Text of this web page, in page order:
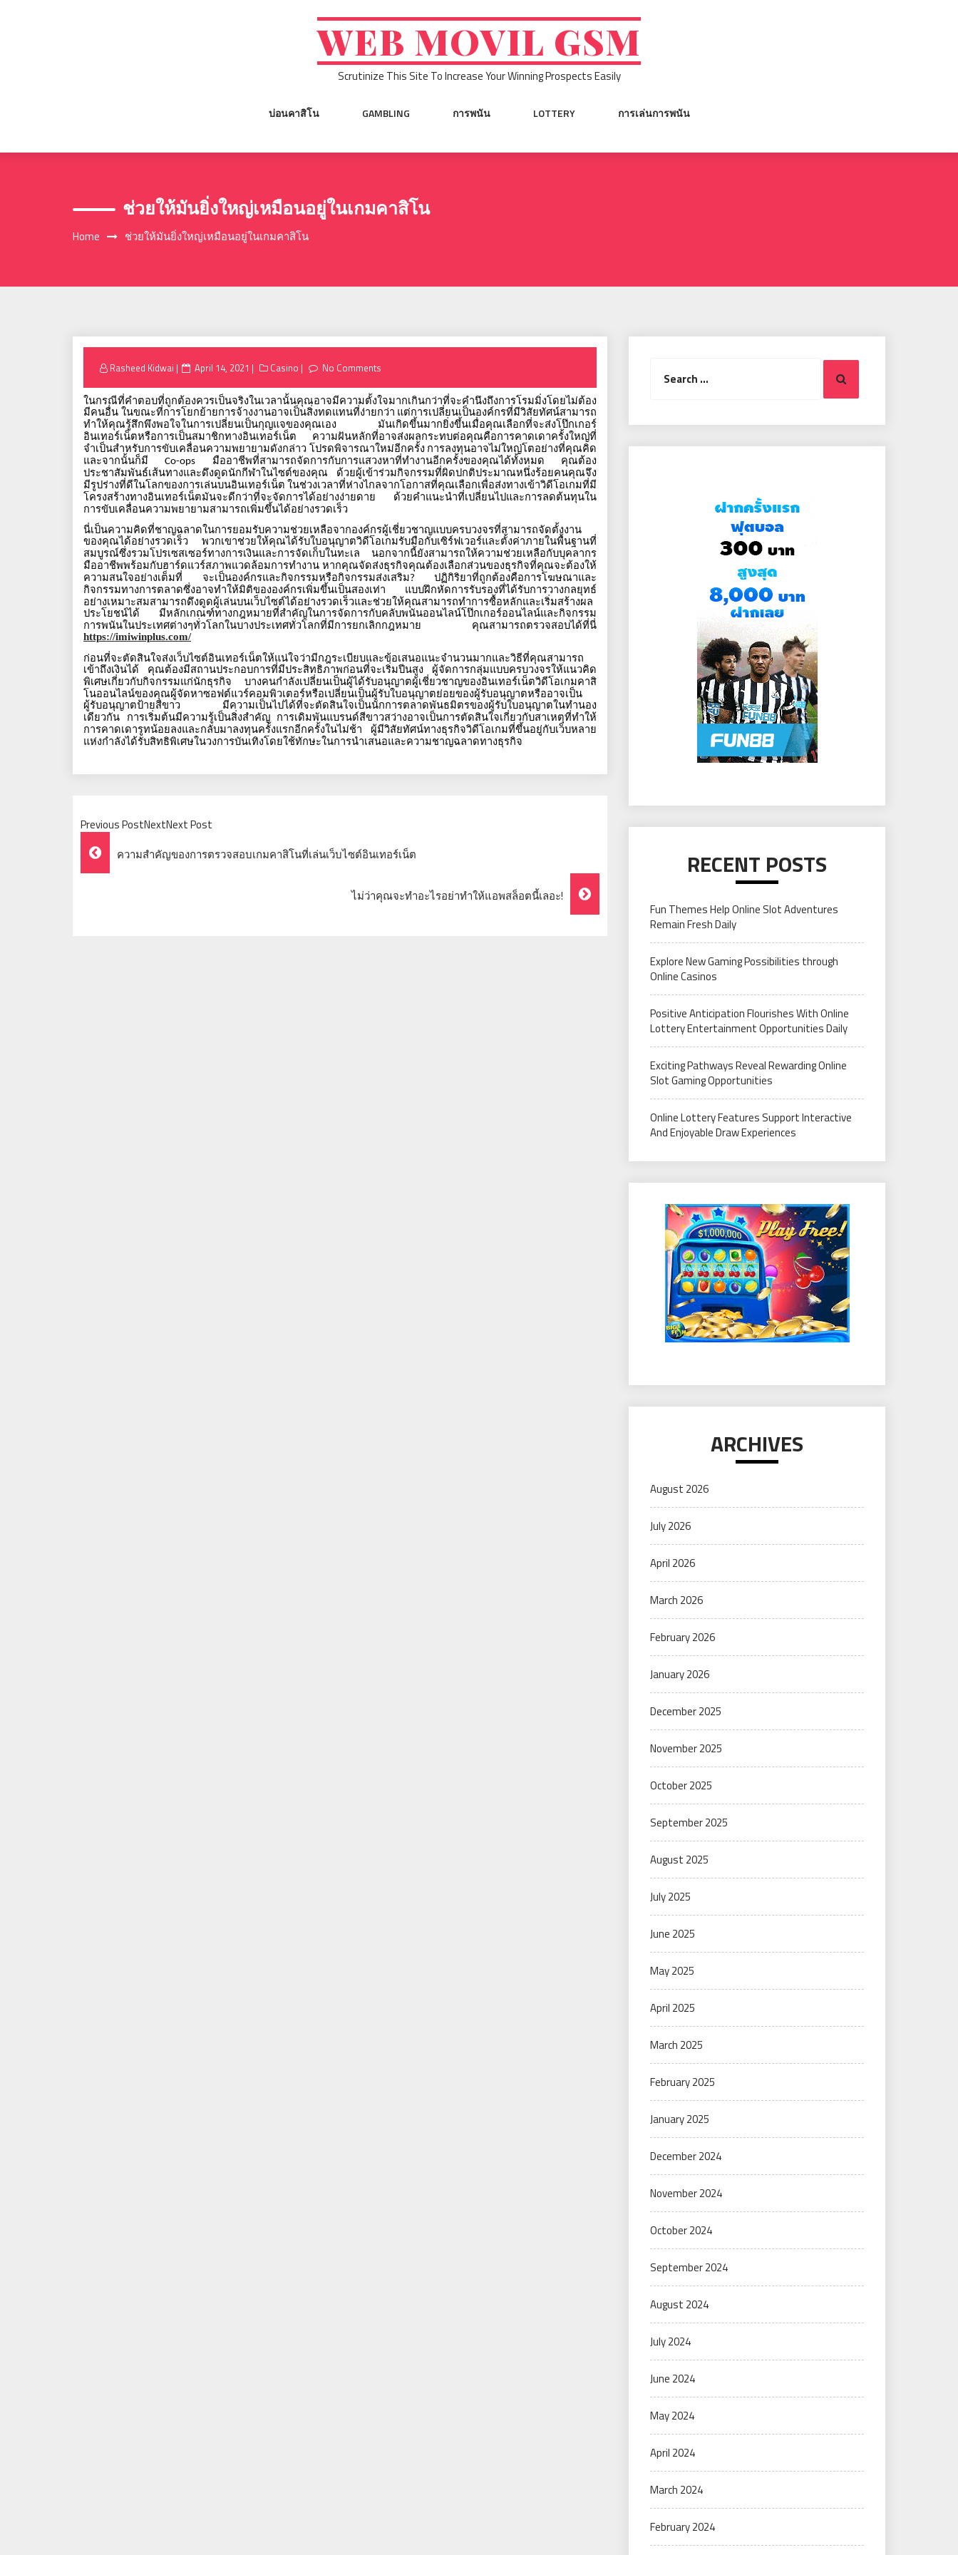
WEB MOVIL GSM
Scrutinize This Site To Increase Your Winning Prospects Easily
บ่อนคาสิโน GAMBLING การพนัน LOTTERY การเล่นการพนัน
ช่วยให้มันยิ่งใหญ่เหมือนอยู่ในเกมคาสิโน
Home ช่วยให้มันยิ่งใหญ่เหมือนอยู่ในเกมคาสิโน
Rasheed Kidwai
Posted
April 14, 2021 Casino No Comments
ในกรณีที่คำตอบที่ถูกต้องควรเป็นจริงในเวลานั้นคุณอาจมีความตั้งใจมากเกินกว่าที่จะคำนึงถึงการโรมมิ่งโดยไม่ต้อง
มีคนอื่น ในขณะที่การโยกย้ายการจ้างงานอาจเป็นสิ่งทดแทนที่ง่ายกว่า แต่การเปลี่ยนเป็นองค์กรที่มีวิสัยทัศน์สามารถ
ทำให้คุณรู้สึกพึงพอใจในการเปลี่ยนเป็นกุญแจของคุณเอง
มันเกิดขึ้นมากยิ่งขึ้นเมื่อคุณเลือกที่จะส่งโป๊กเกอร์
อินเทอร์เน็ตหรือการเป็นสมาชิกทางอินเทอร์เน็ต
ความฝันหลักที่อาจส่งผลกระทบต่อคุณคือการคาดเดาครั้งใหญ่ที่
จำเป็นสำหรับการขับเคลื่อนความพยายามดังกล่าว โปรดพิจารณาใหม่อีกครั้ง การลงทุนอาจไม่ใหญ่โตอย่างที่คุณคิด
และจากนั้นก็มี Co-ops มืออาชีพที่สามารถจัดการกับการแสวงหาที่ทำงานอีกครั้งของคุณได้ทั้งหมด
คุณต้อง
ประชาสัมพันธ์เส้นทางและดึงดูดนักกีฬาในไซต์ของคุณ
ด้วยผู้เข้าร่วมกิจกรรมที่ผิดปกติประมาณหนึ่งร้อยคนคุณจึง
มีรูปร่างที่ดีในโลกของการเล่นบนอินเทอร์เน็ต ในช่วงเวลาที่ห่างไกลจากโอกาสที่คุณเลือกเพื่อส่งทางเข้าวิดีโอเกมที่มี
โครงสร้างทางอินเทอร์เน็ตมันจะดีกว่าที่จะจัดการได้อย่างง่ายดาย
ด้วยคำแนะนำที่เปลี่ยนไปและการลดต้นทุนใน
การขับเคลื่อนความพยายามสามารถเพิ่มขึ้นได้อย่างรวดเร็ว
นี่เป็นความคิดที่ชาญฉลาดในการยอมรับความช่วยเหลือจากองค์กรผู้เชี่ยวชาญแบบครบวงจรที่สามารถจัดตั้งงาน
ของคุณได้อย่างรวดเร็ว
พวกเขาช่วยให้คุณได้รับใบอนุญาตวิดีโอเกมรับมือกับเซิร์ฟเวอร์และตั้งค่าภายในพื้นฐานที่
สมบูรณ์ซึ่งรวมโปรเซสเซอร์ทางการเงินและการจัดเก็บในทะเล
นอกจากนี้ยังสามารถให้ความช่วยเหลือกับบุคลากร
มืออาชีพพร้อมกับฮาร์ดแวร์สภาพแวดล้อมการทำงาน หากคุณจัดส่งธุรกิจคุณต้องเลือกส่วนของธุรกิจที่คุณจะต้องให้
ความสนใจอย่างเต็มที่
จะเป็นองค์กรและกิจกรรมหรือกิจกรรมส่งเสริม? ปฏิกิริยาที่ถูกต้องคือการโฆษณาและ
กิจกรรมทางการตลาดซึ่งอาจทำให้มิติขององค์กรเพิ่มขึ้นเป็นสองเท่า
แบบฝึกหัดการรับรองที่ได้รับการวางกลยุทธ์
อย่างเหมาะสมสามารถดึงดูดผู้เล่นบนเว็บไซต์ได้อย่างรวดเร็วและช่วยให้คุณสามารถทำการซื้อหลักและเริ่มสร้างผล
ประโยชน์ได้
มีหลักเกณฑ์ทางกฎหมายที่สำคัญในการจัดการกับคลับพนันออนไลน์โป๊กเกอร์ออนไลน์และกิจกรรม
การพนันในประเทศต่างๆทั่วโลกในบางประเทศทั่วโลกที่มีการยกเลิกกฎหมาย คุณสามารถตรวจสอบได้ที่นี่
https://imiwinplus.com/
ก่อนที่จะตัดสินใจส่งเว็บไซต์อินเทอร์เน็ตให้แน่ใจว่ามีกฎระเบียบและข้อเสนอแนะจำนวนมากและวิธีที่คุณสามารถ
เข้าถึงเงินได้
คุณต้องมีสถานประกอบการที่มีประสิทธิภาพก่อนที่จะเริ่มปีนสูง
ผู้จัดการกลุ่มแบบครบวงจรให้แนวคิด
พิเศษเกี่ยวกับกิจกรรมแก่นักธุรกิจ
บางคนกำลังเปลี่ยนเป็นผู้ได้รับอนุญาตผู้เชี่ยวชาญของอินเทอร์เน็ตวิดีโอเกมคาสิ
โนออนไลน์ของคุณผู้จัดหาซอฟต์แวร์คอมพิวเตอร์หรือเปลี่ยนเป็นผู้รับใบอนุญาตย่อยของผู้รับอนุญาตหรืออาจเป็น
ผู้รับอนุญาตป้ายสีขาว
มีความเป็นไปได้ที่จะตัดสินใจเป็นนักการตลาดพันธมิตรของผู้รับใบอนุญาตในทำนอง
เดียวกัน
การเริ่มต้นมีความรู้เป็นสิ่งสำคัญ
การเดิมพันแบรนด์สีขาวสว่างอาจเป็นการตัดสินใจเกี่ยวกับสาเหตุที่ทำให้
การคาดเดารูทน้อยลงและกลับมาลงทุนครั้งแรกอีกครั้งในไม่ช้า
ผู้มีวิสัยทัศน์ทางธุรกิจวิดีโอเกมที่ขึ้นอยู่กับเว็บหลาย
แห่งกำลังได้รับสิทธิพิเศษในวงการบันเทิงโดยใช้ทักษะในการนำเสนอและความชาญฉลาดทางธุรกิจ
Previous PostNextNext Post
Post
Navigation
ความสำคัญของการตรวจสอบเกมคาสิโนที่เล่นเว็บไซต์อินเทอร์เน็ต
ไม่ว่าคุณจะทำอะไรอย่าทำให้แอพสล็อตนี้เลอะ!
for:
Search
RECENT POSTS
Fun Themes Help Online Slot Adventures
Remain Fresh Daily
Explore New Gaming Possibilities through
Online Casinos
Positive Anticipation Flourishes With Online
Lottery Entertainment Opportunities Daily
Exciting Pathways Reveal Rewarding Online
Slot Gaming Opportunities
Online Lottery Features Support Interactive
And Enjoyable Draw Experiences
ARCHIVES
August 2026
July 2026
April 2026
March 2026
February 2026
January 2026
December 2025
November 2025
October 2025
September 2025
August 2025
July 2025
June 2025
May 2025
April 2025
March 2025
February 2025
January 2025
December 2024
November 2024
October 2024
September 2024
August 2024
July 2024
June 2024
May 2024
April 2024
March 2024
February 2024